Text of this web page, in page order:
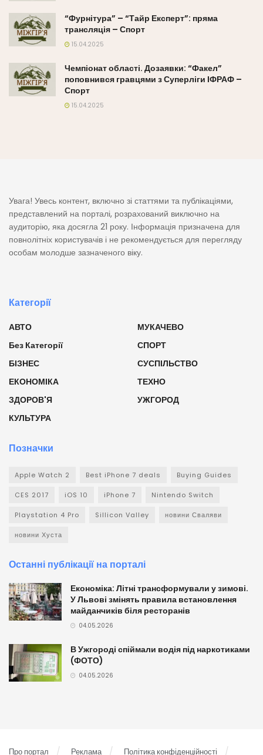
“Фурнітура” – “Тайр Експерт”: пряма
трансляція – Спорт
15.04.2025
Чемпіонат області. Дозаявки: “Факел”
поповнився гравцями з Суперліги ІФРАФ –
Спорт
15.04.2025
Увага! Увесь контент, включно зі статтями та публікаціями,
представлений на порталі, розрахований виключно на
аудиторію, яка досягла 21 року. Інформація призначена для
повнолітніх користувачів і не рекомендується для перегляду
особам молодше зазначеного віку.
Категорії
АВТО
Без Категорії
БІЗНЕС
ЕКОНОМІКА
ЗДОРОВ'Я
КУЛЬТУРА
МУКАЧЕВО
СПОРТ
СУСПІЛЬСТВО
ТЕХНО
УЖГОРОД
Позначки
Apple Watch 2 Best iPhone 7 deals Buying Guides
CES 2017 iOS 10 iPhone 7 Nintendo Switch
Playstation 4 Pro Sillicon Valley новини Сваляви
новини Хуста
Останні публікації на порталі
Економіка: Літні трансформували у зимові.
У Львові змінять правила встановлення
майданчиків біля ресторанів
04.05.2026
В Ужгороді спіймали водія під наркотиками
(ФОТО)
04.05.2026
Про портал Реклама Політика конфіденційності